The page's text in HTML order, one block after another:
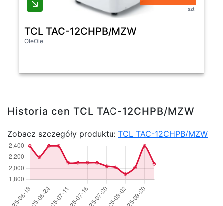
szt
TCL TAC-12CHPB/MZW
OleOle
Historia cen TCL TAC-12CHPB/MZW
Zobacz szczegóły produktu: TCL TAC-12CHPB/MZW